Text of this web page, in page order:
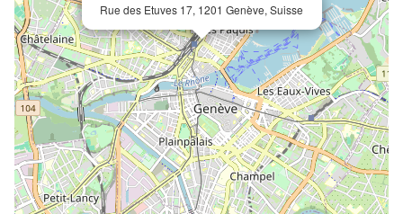
Rue des Etuves 17, 1201 Genève, Suisse